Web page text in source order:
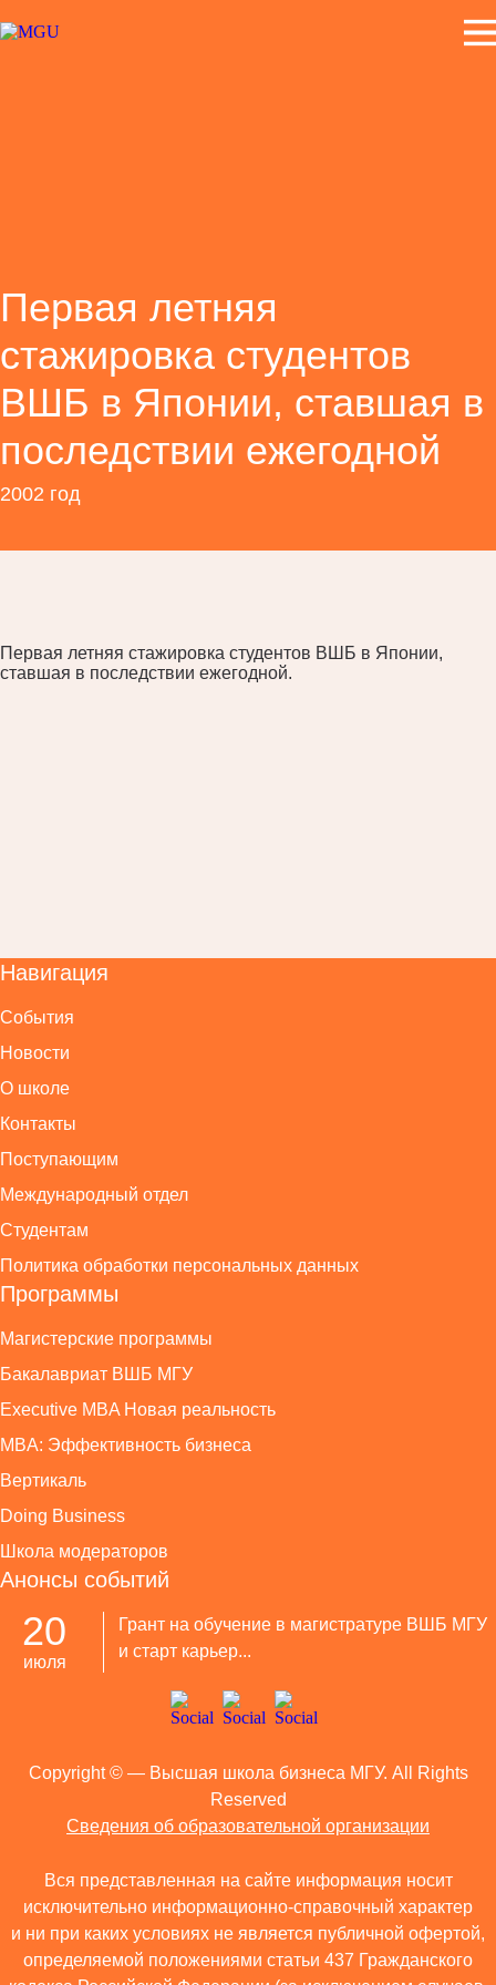
Первая летняя
стажировка студентов
ВШБ в Японии, ставшая в
последствии ежегодной
2002 год
Первая летняя стажировка студентов ВШБ в Японии,
ставшая в последствии ежегодной.
Навигация
События
Новости
О школе
Контакты
Поступающим
Международный отдел
Студентам
Политика обработки персональных данных
Программы
Магистерские программы
Бакалавриат ВШБ МГУ
Executive MBA Новая реальность
MBA: Эффективность бизнеса
Вертикаль
Doing Business
Школа модераторов
Анонсы событий
20
июля
Грант на обучение в магистратуре ВШБ МГУ
и старт карьер...
Copyright © — Высшая школа бизнеса МГУ. All Rights
Reserved
Сведения об образовательной организации
Вся представленная на сайте информация носит
исключительно информационно-справочный характер
и ни при каких условиях не является публичной офертой,
определяемой положениями статьи 437 Гражданского